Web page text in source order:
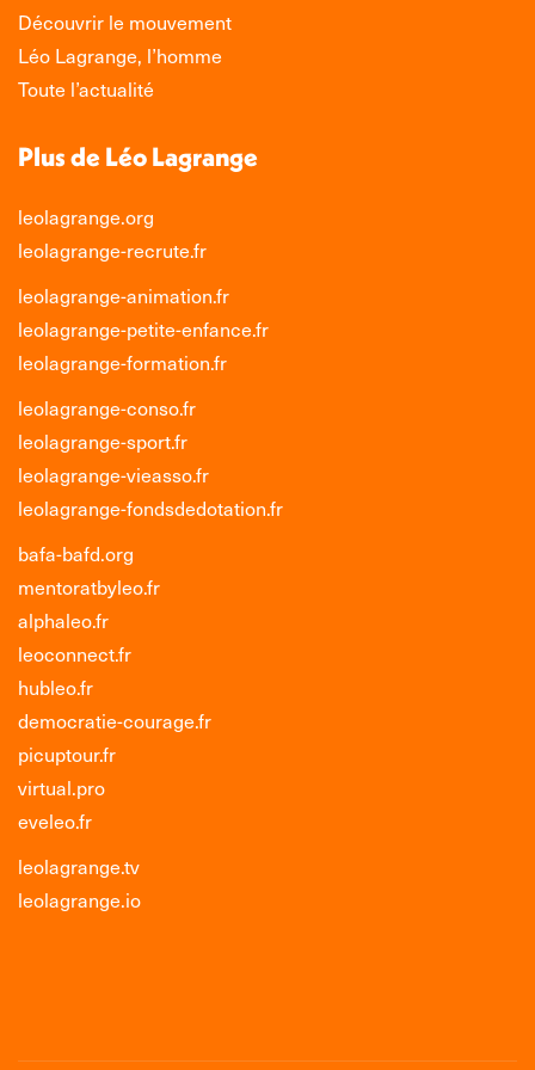
Découvrir le mouvement
Léo Lagrange, l’homme
Toute l’actualité
Plus de Léo Lagrange
leolagrange.org
leolagrange-recrute.fr
leolagrange-animation.fr
leolagrange-petite-enfance.fr
leolagrange-formation.fr
leolagrange-conso.fr
leolagrange-sport.fr
leolagrange-vieasso.fr
leolagrange-fondsdedotation.fr
bafa-bafd.org
mentoratbyleo.fr
alphaleo.fr
leoconnect.fr
hubleo.fr
democratie-courage.fr
picuptour.fr
virtual.pro
eveleo.fr
leolagrange.tv
leolagrange.io